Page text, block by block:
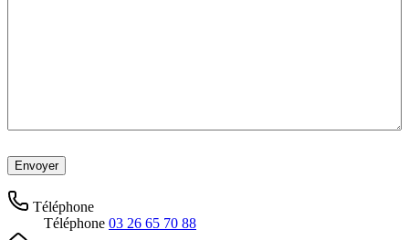
Téléphone
Téléphone 03 26 65 70 88